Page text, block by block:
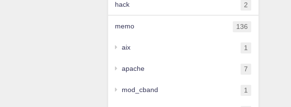
hack 2
memo 136
aix 1
apache 7
mod_cband 1